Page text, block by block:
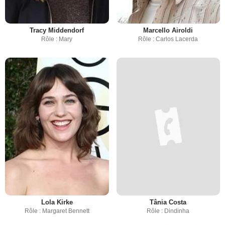
Tracy Middendorf
Rôle : Mary
Marcello Airoldi
Rôle : Carlos Lacerda
Lola Kirke
Rôle : Margaret Bennett
Tânia Costa
Rôle : Dindinha